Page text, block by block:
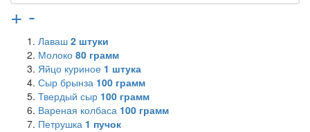
+ -
Лаваш 2 штуки
Молоко 80 грамм
Яйцо куриное 1 штука
Сыр брынза 100 грамм
Твердый сыр 100 грамм
Вареная колбаса 100 грамм
Петрушка 1 пучок